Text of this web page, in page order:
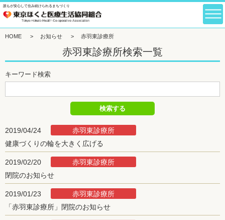
誰もが安心して住み続けられるまちづくり
HOME > お知らせ > 赤羽東診療所
赤羽東診療所検索一覧
キーワード検索
2019/04/24
赤羽東診療所
健康づくりの輪を大きく広げる
2019/02/20
赤羽東診療所
閉院のお知らせ
2019/01/23
赤羽東診療所
「赤羽東診療所」閉院のお知らせ